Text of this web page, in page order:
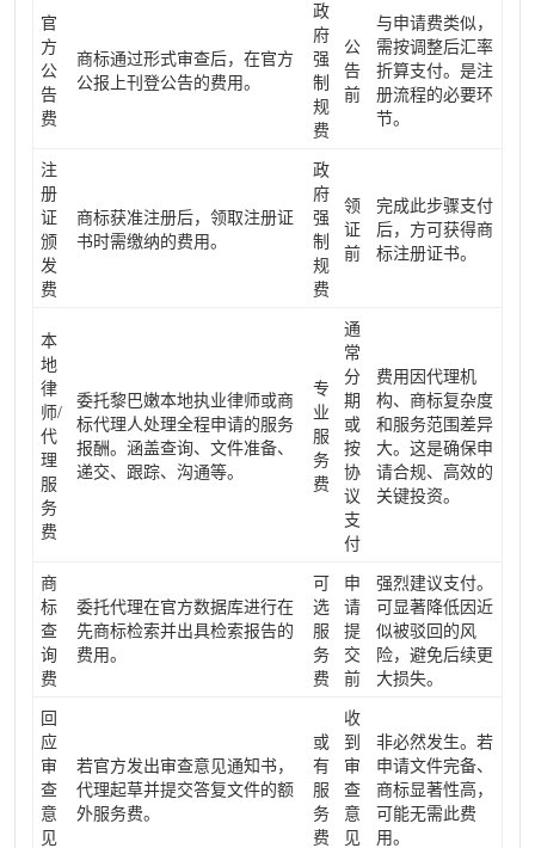
官
方
公
告
费
商标通过形式审查后，在官方
公报上刊登公告的费用。
政
府
强
制
规
费
公
告
前
与申请费类似，
需按调整后汇率
折算支付。是注
册流程的必要环
节。
注
册
证
颁
发
费
商标获准注册后，领取注册证
书时需缴纳的费用。
政
府
强
制
规
费
领
证
前
完成此步骤支付
后，方可获得商
标注册证书。
本
地
律
师/
代
理
服
务
费
委托黎巴嫩本地执业律师或商
标代理人处理全程申请的服务
报酬。涵盖查询、文件准备、
递交、跟踪、沟通等。
专
业
服
务
费
通
常
分
期
或
按
协
议
支
付
费用因代理机
构、商标复杂度
和服务范围差异
大。这是确保申
请合规、高效的
关键投资。
商
标
查
询
费
委托代理在官方数据库进行在
先商标检索并出具检索报告的
费用。
可
选
服
务
费
申
请
提
交
前
强烈建议支付。
可显著降低因近
似被驳回的风
险，避免后续更
大损失。
回
应
审
查
意
见
若官方发出审查意见通知书，
代理起草并提交答复文件的额
外服务费。
或
有
服
务
费
收
到
审
查
意
见
非必然发生。若
申请文件完备、
商标显著性高，
可能无需此费
用。